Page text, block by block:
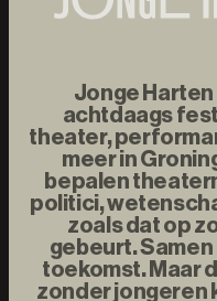
Jonge
achtdaags
theater,
meer in
bepalen
politici,
zoals dat op
gebeurt. Samen
toekomst. Maar
zonder jongeren